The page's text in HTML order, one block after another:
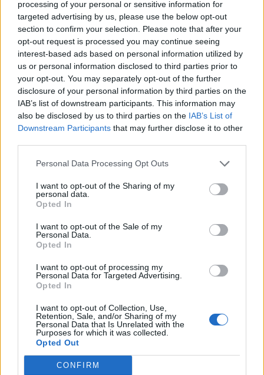
processing of your personal or sensitive information for
targeted advertising by us, please use the below opt-out
section to confirm your selection. Please note that after your
opt-out request is processed you may continue seeing
interest-based ads based on personal information utilized by
us or personal information disclosed to third parties prior to
your opt-out. You may separately opt-out of the further
disclosure of your personal information by third parties on the
IAB’s list of downstream participants. This information may
also be disclosed by us to third parties on the IAB’s List of
Downstream Participants that may further disclose it to other
Personal Data Processing Opt Outs
I want to opt-out of the Sharing of my
personal data.
Opted In
I want to opt-out of the Sale of my
Personal Data.
Opted In
I want to opt-out of processing my
Personal Data for Targeted Advertising.
Opted In
I want to opt-out of Collection, Use,
Retention, Sale, and/or Sharing of my
Personal Data that Is Unrelated with the
Purposes for which it was collected.
Opted Out
CONFIRM
ADV
Commenti
L'email è richiesta ma non verrà mostrata ai visitatori. Il contenuto di questo
di VareseNews.it, che rimane autonoma e indipendente. I messaggi inclusi nei
commenti non sono testi giornalistici, ma post inviati dai singoli lettori che
possono essere automaticamente pubblicati senza filtro preventivo. I commenti
che includano uno o più link a siti esterni verranno rimossi in automatico dal
ADV